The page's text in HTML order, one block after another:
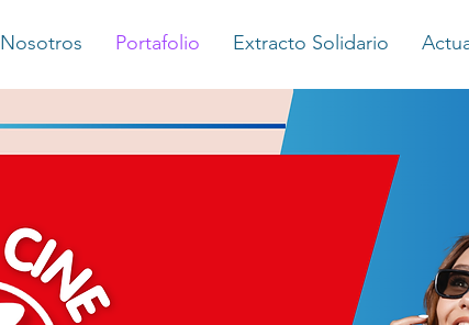
Nosotros Portafolio Extracto Solidario